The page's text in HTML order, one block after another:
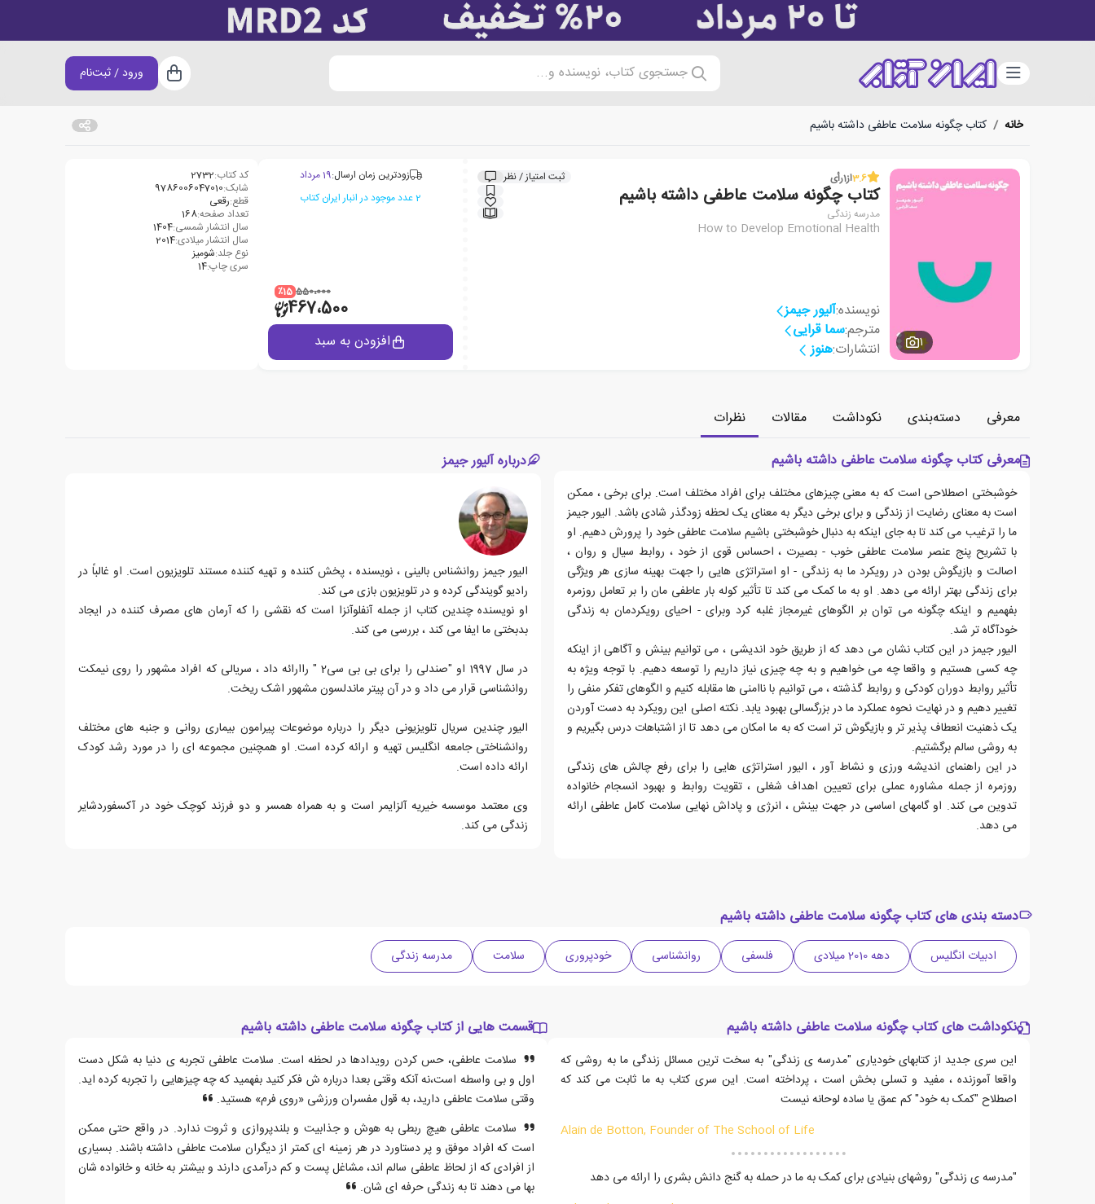
دسته‌بندی جستجوی کتاب، نویسنده و... سبد خرید
ورود / ثبت‌نام
خانه / کتاب چگونه سلامت عاطفی داشته باشیم
1
3.6از1رأی ثبت امتیاز / نظر
کتاب چگونه سلامت عاطفی داشته باشیم
مدرسه زندگی
How to Develop Emotional Health
نویسنده:آلیور جیمز
مترجم:سما قرایی
انتشارات:هنوز
زودترین زمان ارسال:19 مرداد
2 عدد موجود در انبار ایران کتاب
550،000 ٪15
467،500
افزودن به سبد
کد کتاب:2732
شابک:9786006047010
قطع:رقعی
تعداد صفحه:168
سال انتشار شمسی:1404
سال انتشار میلادی:2014
نوع جلد:شومیز
سری چاپ:14
معرفی دسته‌بندی نکوداشت مقالات
نظرات
معرفی کتاب چگونه سلامت عاطفی داشته باشیم
خوشبختی اصطلاحی است که به معنی چیزهای مختلف برای افراد مختلف است. برای برخی ، ممکن
است به معنای رضایت از زندگی و برای برخی دیگر به معنای یک لحظه زودگذر شادی باشد. الیور جیمز
ما را ترغیب می کند تا به جای اینکه به دنبال خوشبختی باشیم سلامت عاطفی خود را پرورش دهیم. او
با تشریح پنج عنصر سلامت عاطفی خوب - بصیرت ، احساس قوی از خود ، روابط سیال و روان ،
اصالت و بازیگوش بودن در رویکرد ما به زندگی - او استراتژی هایی را جهت بهینه سازی هر ویژگی
برای زندگی بهتر ارائه می دهد. او به ما کمک می کند تا تأثیر کوله بار عاطفی مان را بر تعامل روزمره
بفهمیم و اینکه چگونه می توان بر الگوهای غیرمجاز غلبه کرد وبرای - احیای رویکردمان به زندگی
خودآگاه تر شد.
الیور جیمز در این کتاب نشان می دهد که از طریق خود اندیشی ، می توانیم بینش و آگاهی از اینکه
چه کسی هستیم و واقعا چه می خواهیم و به چه چیزی نیاز داریم را توسعه دهیم. با توجه ویژه به
تأثیر روابط دوران کودکی و روابط گذشته ، می توانیم با ناامنی ها مقابله کنیم و الگوهای تفکر منفی را
تغییر دهیم و در نهایت نحوه عملکرد ما در بزرگسالی بهبود یابد. نکته اصلی این رویکرد به دست آوردن
یک ذهنیت انعطاف پذیر تر و بازیگوش تر است که به ما امکان می دهد تا از اشتباهات درس بگیریم و
به روشی سالم برگشتیم.
در این راهنمای اندیشه ورزی و نشاط آور ، الیور استراتژی هایی را برای رفع چالش های زندگی
روزمره از جمله مشاوره عملی برای تعیین اهداف شغلی ، تقویت روابط و بهبود انسجام خانواده
تدوین می کند. او گامهای اساسی در جهت بینش ، انرژی و پاداش نهایی سلامت کامل عاطفی ارائه
می دهد.
درباره آلیور جیمز
الیور جیمز روانشناس بالینی ، نویسنده ، پخش کننده و تهیه کننده مستند تلویزیون است. او غالباً در
رادیو گویندگی کرده و در تلویزیون بازی می کند.
او نویسنده چندین کتاب از جمله آنفلوآنزا است که نقشی را که آرمان های مصرف کننده در ایجاد
بدبختی ما ایفا می کند ، بررسی می کند.
در سال 1997 او "صندلی را برای بی بی سی2 " راارائه داد ، سریالی که افراد مشهور را روی نیمکت
روانشناسی قرار می داد و در آن پیتر ماندلسون مشهور اشک ریخت.
الیور چندین سریال تلویزیونی دیگر را درباره موضوعات پیرامون بیماری روانی و جنبه های مختلف
روانشناختی جامعه انگلیس تهیه و ارائه کرده است. او همچنین مجموعه ای را در مورد رشد کودک
ارائه داده است.
وی معتمد موسسه خیریه آلزایمر است و به همراه همسر و دو فرزند کوچک خود در آکسفوردشایر
زندگی می کند.
دسته بندی های کتاب چگونه سلامت عاطفی داشته باشیم
ادبیات انگلیس دهه 2010 میلادی فلسفی روانشناسی خودپروری سلامت مدرسه زندگی
نکوداشت های کتاب چگونه سلامت عاطفی داشته باشیم
این سری جدید از کتابهای خودیاری "مدرسه ی زندگی" به سخت ترین مسائل زندگی ما به روشی که
واقعا آموزنده ، مفید و تسلی بخش است ، پرداخته است. این سری کتاب به ما ثابت می کند که
اصطلاح "کمک به خود" کم عمق یا ساده لوحانه نیست
Alain de Botton, Founder of The School of Life
"مدرسه ی زندگی" روشهای بنیادی برای کمک به ما در حمله به گنج دانش بشری را ارائه می دهد
قسمت هایی از کتاب چگونه سلامت عاطفی داشته باشیم
سلامت عاطفی، حس کردن رویدادها در لحظه است. سلامت عاطفی تجربه ی دنیا به شکل دست
اول و بی واسطه است،نه آنکه وقتی بعدا درباره ش فکر کنید بفهمید که چه چیزهایی را تجربه کرده اید.
وقتی سلامت عاطفی دارید، به قول مفسران ورزشی «روی فرم» هستید.
سلامت عاطفی هیچ ربطی به هوش و جذابیت و بلندپروازی و ثروت ندارد. در واقع حتی ممکن
است که افراد موفق و پر دستاورد در هر زمینه ای کمتر از دیگران سلامت عاطفی داشته باشند. بسیاری
از افرادی که از لحاظ عاطفی سالم اند، مشاغل پست و کم درآمدی دارند و بیشتر به خانه و خانواده شان
بها می دهند تا به زندگی حرفه ای شان.